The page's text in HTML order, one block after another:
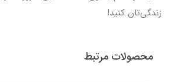
زندگی‌تان کنید!
محصولات مرتبط